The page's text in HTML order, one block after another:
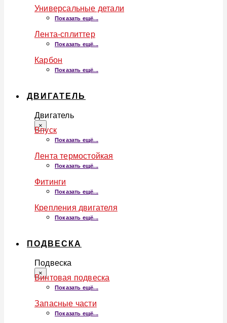
Универсальные детали
Показать ещё...
Лента-сплиттер
Показать ещё...
Карбон
Показать ещё...
ДВИГАТЕЛЬ
Двигатель
×
Впуск
Показать ещё...
Лента термостойкая
Показать ещё...
Фитинги
Показать ещё...
Крепления двигателя
Показать ещё...
ПОДВЕСКА
Подвеска
×
Винтовая подвеска
Показать ещё...
Запасные части
Показать ещё...